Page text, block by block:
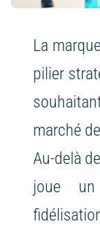
La
pilier
marché
Au-delà
joue